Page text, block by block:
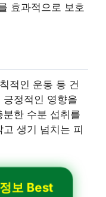
효과적으로 보호
적인 운동 등 건
정적인 영향을
한 수분 섭취를
생기 넘치는 피
보 Best